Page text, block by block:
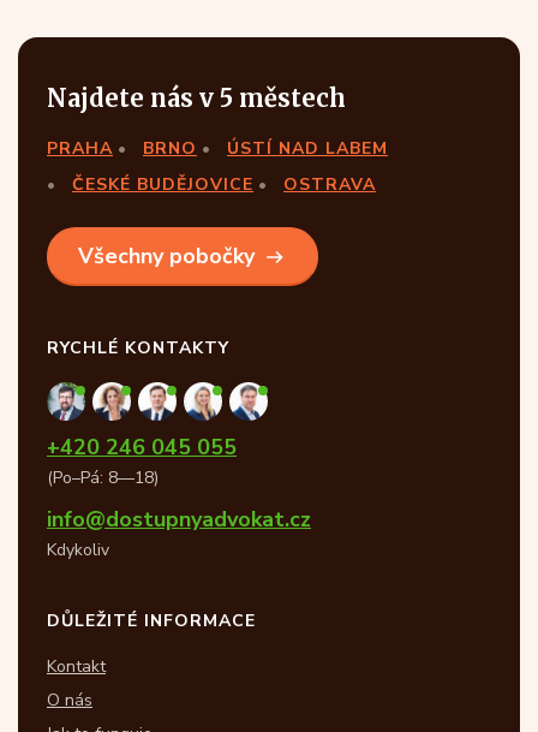
Najdete nás v 5 městech
PRAHA BRNO
ÚSTÍ NAD LABEM
ČESKÉ BUDĚJOVICE
OSTRAVA
Všechny pobočky
RYCHLÉ KONTAKTY
+420 246 045 055
(Po–Pá: 8—18)
info@dostupnyadvokat.cz
Kdykoliv
DŮLEŽITÉ INFORMACE
Kontakt
O nás